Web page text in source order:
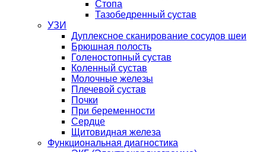
Стопа
Тазобедренный сустав
УЗИ
Дуплексное сканирование сосудов шеи
Брюшная полость
Голеностопный сустав
Коленный сустав
Молочные железы
Плечевой сустав
Почки
При беременности
Сердце
Щитовидная железа
Функциональная диагностика